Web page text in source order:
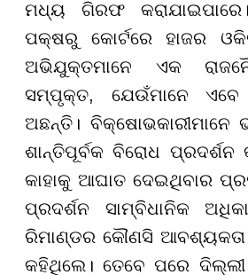
ମଧ୍ୟ ଗିରଫ
ପକ୍ଷରୁ କୋର୍ଟରେ ହାଜର
ଅଭିଯୁକ୍ତମାନେ ଏକ
ସମ୍ପୃକ୍ତ, ଯେଉଁମାନେ ଏବେ
ଅଛନ୍ତି। ବିକ୍ଷୋଭକାରୀମାନେ
ଶାନ୍ତିପୂର୍ବକ ବିରୋଧ ପ୍ରଦର୍ଶନ
କାହାକୁ ଆଘାତ ଦେଇଥିବାର
ପ୍ରଦର୍ଶନ ସାମ୍ବିଧାନିକ
ରିମାଣ୍ଡର କୌଣସି
କହିଥିଲେ। ତେବେ ପରେ